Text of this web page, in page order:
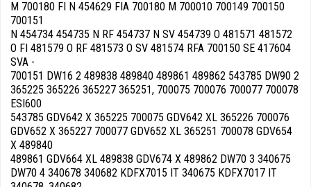
M 700180 FI N 454629 FIA 700180 M 700010 700149 700150
700151
N 454734 454735 N RF 454737 N SV 454739 O 481571 481572
O FI 481579 O RF 481573 O SV 481574 RFA 700150 SE 417604
SVA -
700151 DW16 2 489838 489840 489861 489862 543785 DW90 2
365225 365226 365227 365251, 700075 700076 700077 700078
ESI600
543785 GDV642 X 365225 700075 GDV642 XL 365226 700076
GDV652 X 365227 700077 GDV652 XL 365251 700078 GDV654
X 489840
489861 GDV664 XL 489838 GDV674 X 489862 DW70 3 340675
DW70 4 340678 340682 KDFX7015 IT 340675 KDFX7017 IT